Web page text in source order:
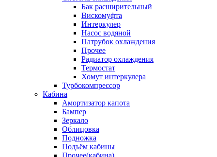
Бак расширительный
Вискомуфта
Интеркулер
Насос водяной
Патрубок охлаждения
Прочее
Радиатор охлаждения
Термостат
Хомут интеркулера
Турбокомпрессор
Кабина
Амортизатор капота
Бампер
Зеркало
Облицовка
Подножка
Подъём кабины